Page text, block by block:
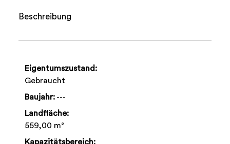
Beschreibung
Eigentumszustand:
Gebraucht
Baujahr: ---
Landfläche:
559,00 m²
Kapazitätsbereich: